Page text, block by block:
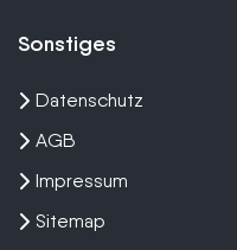
Sonstiges
Datenschutz
AGB
Impressum
Sitemap